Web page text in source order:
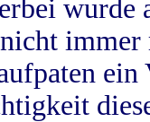
wurde